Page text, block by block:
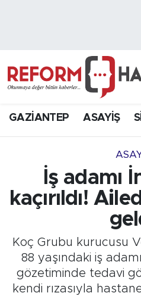
GAZİANTEP ASAYİŞ
İş adamı
kaçırıldı!
Koç Grubu kurucusu
88 yaşındaki iş
gözetiminde tedavi
kendi rızasıyla
Hava Durumu
Süper Lig Puan
Tüm Manşetler
Son Dakika Haberleri